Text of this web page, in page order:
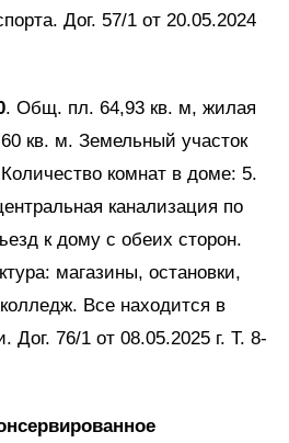
Дог. 57/1 от 20.05.2024
. Общ. пл. 64,93 кв. м, жилая
кв. м. Земельный участок
комнат в доме: 5.
канализация по
к дому с обеих сторон.
магазины, остановки,
Все находится в
Дог. 76/1 от 08.05.2025 г. Т. 8-